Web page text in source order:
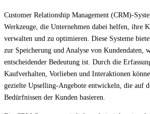
Customer Relationship Management (CRM)-
Werkzeuge, die Unternehmen dabei helfen, ihre
verwalten und zu optimieren. Diese Systeme
zur Speicherung und Analyse von Kundendaten,
entscheidender Bedeutung ist. Durch die
Kaufverhalten, Vorlieben und Interaktionen
gezielte Upselling-Angebote entwickeln, die auf
Bedürfnissen der Kunden basieren.